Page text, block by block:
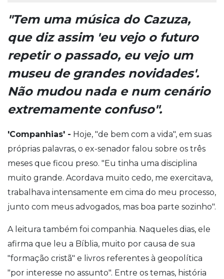
"Tem uma música do Cazuza,
que diz assim 'eu vejo o futuro
repetir o passado, eu vejo um
museu de grandes novidades'.
Não mudou nada e num cenário
extremamente confuso".
'Companhias' - Hoje, "de bem com a vida", em suas
próprias palavras, o ex-senador falou sobre os três
meses que ficou preso. "Eu tinha uma disciplina
muito grande. Acordava muito cedo, me exercitava,
trabalhava intensamente em cima do meu processo,
junto com meus advogados, mas boa parte sozinho".
A leitura também foi companhia. Naqueles dias, ele
afirma que leu a Bíblia, muito por causa de sua
"formação cristã" e livros referentes à geopolítica
"por interesse no assunto". Entre os temas, história